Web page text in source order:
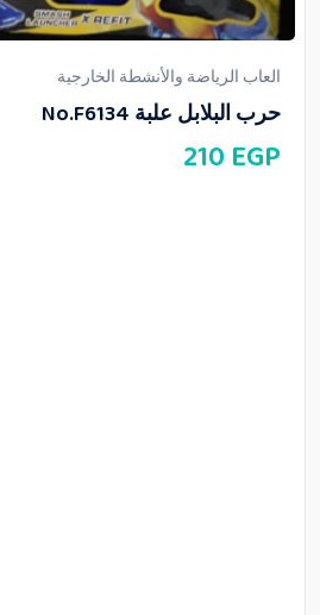
العاب الرياضة والأنشطة الخارجية
حرب البلابل علبة No.F6134
210 EGP